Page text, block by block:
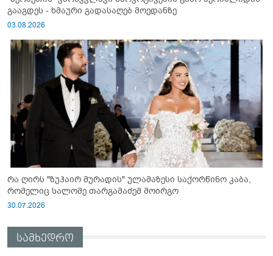
გააგდეს - ხმაური გადასაღებ მოედანზე
03.08.2026
რა ღირს "ზუჰაირ მურადის" ულამაზესი საქორწინო კაბა,
რომელიც სალომე თარგამაძემ მოირგო
30.07.2026
სამხედრო